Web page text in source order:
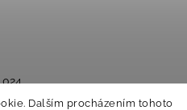
Dalším procházením tohoto